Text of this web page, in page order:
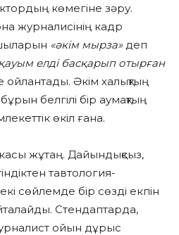
көмегіне зәру.
журналисінің кадр
«әкім мырза»деп
қауым елді басқарып отырған
ойлантады. Әкім халықтың
белгілі бір аумақтың
өкіл ғана.
жұтаң. Дайындықсыз,
тавтология-
сөйлемде бір сөзді екпін
Стендаптарда,
ойын дұрыс